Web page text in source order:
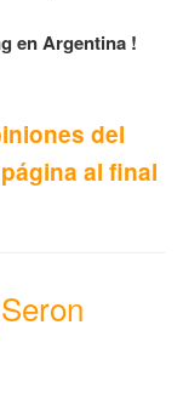
en Argentina !
del
al final